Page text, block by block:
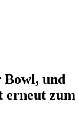
Bowl, und
erneut zum